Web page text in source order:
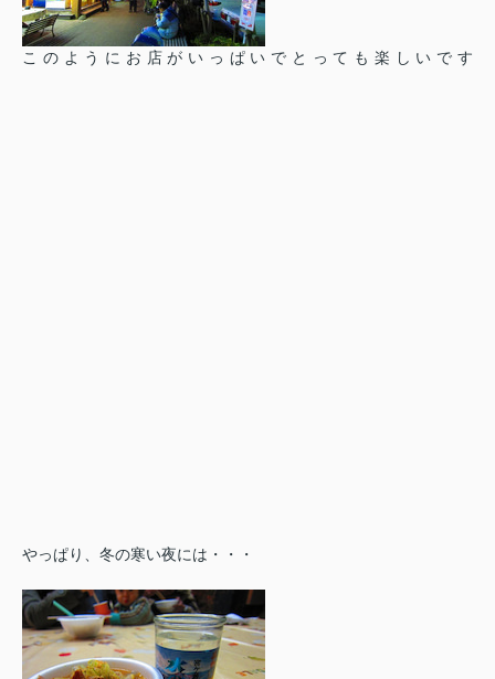
このようにお店がいっぱいでとっても楽しいです
やっぱり、冬の寒い夜には・・・